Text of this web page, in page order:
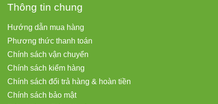
Thông tin chung
Hướng dẫn mua hàng
Phương thức thanh toán
Chính sách vận chuyển
Chính sách kiểm hàng
Chính sách đổi trả hàng & hoàn tiền
Chính sách bảo mật